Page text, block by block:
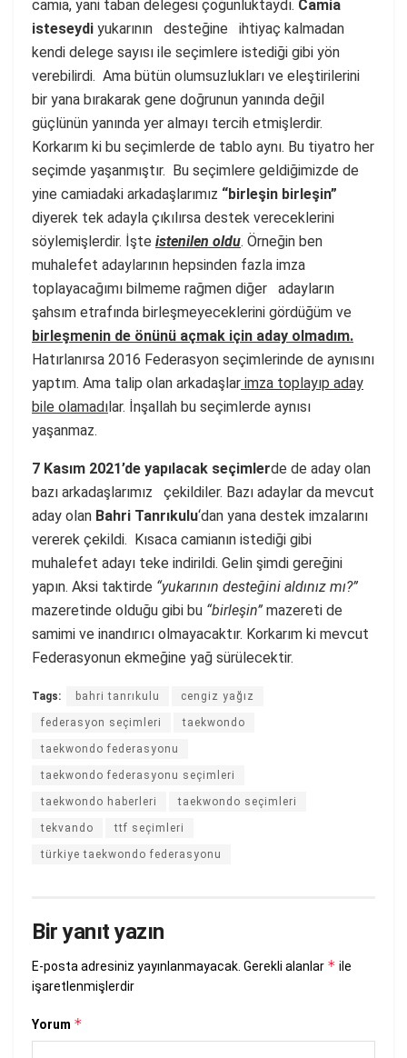
camia, yani taban delegesi çoğunluktaydı. Camia
isteseydi yukarının desteğine ihtiyaç kalmadan
kendi delege sayısı ile seçimlere istediği gibi yön
verebilirdi. Ama bütün olumsuzlukları ve eleştirilerini
bir yana bırakarak gene doğrunun yanında değil
güçlünün yanında yer almayı tercih etmişlerdir.
Korkarım ki bu seçimlerde de tablo aynı. Bu tiyatro her
seçimde yaşanmıştır. Bu seçimlere geldiğimizde de
yine camiadaki arkadaşlarımız “birleşin birleşin”
diyerek tek adayla çıkılırsa destek vereceklerini
söylemişlerdir. İşte istenilen oldu. Örneğin ben
muhalefet adaylarının hepsinden fazla imza
toplayacağımı bilmeme rağmen diğer adayların
şahsım etrafında birleşmeyeceklerini gördüğüm ve
birleşmenin de önünü açmak için aday olmadım.
Hatırlanırsa 2016 Federasyon seçimlerinde de aynısını
yaptım. Ama talip olan arkadaşlar imza toplayıp aday
bile olamadı lar. İnşallah bu seçimlerde aynısı
yaşanmaz.
7 Kasım 2021’de yapılacak seçimlerde de aday olan
bazı arkadaşlarımız çekildiler. Bazı adaylar da mevcut
aday olan Bahri Tanrıkulu‘dan yana destek imzalarını
vererek çekildi. Kısaca camianın istediği gibi
muhalefet adayı teke indirildi. Gelin şimdi gereğini
yapın. Aksi taktirde “yukarının desteğini aldınız mı?”
mazeretinde olduğu gibi bu “birleşin” mazereti de
samimi ve inandırıcı olmayacaktır. Korkarım ki mevcut
Federasyonun ekmeğine yağ sürülecektir.
Tags: bahri tanrıkulu cengiz yağız
federasyon seçimleri taekwondo
taekwondo federasyonu
taekwondo federasyonu seçimleri
taekwondo haberleri taekwondo seçimleri
tekvando ttf seçimleri
türkiye taekwondo federasyonu
Bir yanıt yazın
E-posta adresiniz yayınlanmayacak. Gerekli alanlar * ile
işaretlenmişlerdir
Yorum *